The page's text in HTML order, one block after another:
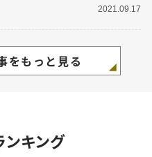
2021.09.17
をもっと見る
キング